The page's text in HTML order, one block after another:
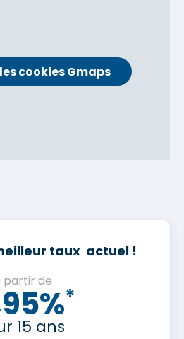
cookies Gmaps
taux actuel !
partir de
*
15 ans